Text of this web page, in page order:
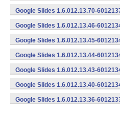
Google Slides 1.6.012.13.70-
Google Slides 1.6.012.13.46-
Google Slides 1.6.012.13.45-
Google Slides 1.6.012.13.44-
Google Slides 1.6.012.13.43-
Google Slides 1.6.012.13.40-
Google Slides 1.6.012.13.36-